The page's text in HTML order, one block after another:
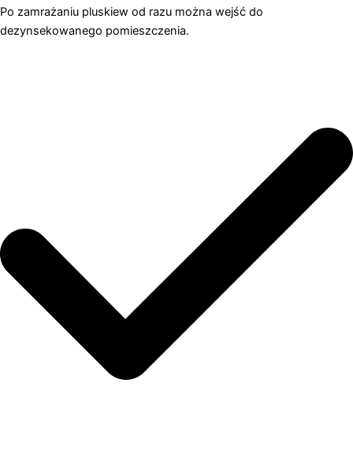
Po zamrażaniu pluskiew od razu można wejść do
dezynsekowanego pomieszczenia.